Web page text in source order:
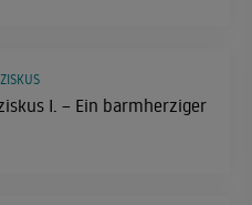
I. – Ein barmherziger